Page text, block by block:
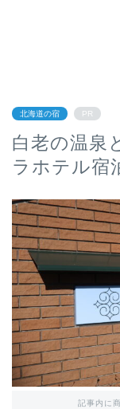
北海道の宿 PR
白老の温泉
ラホテル宿
記事内に